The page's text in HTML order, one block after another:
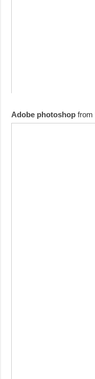
Adobe photoshop from